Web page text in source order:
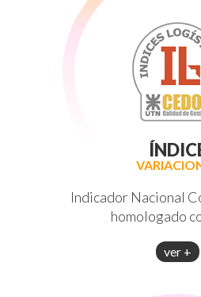
Indicador Nacional
homologado
ver +